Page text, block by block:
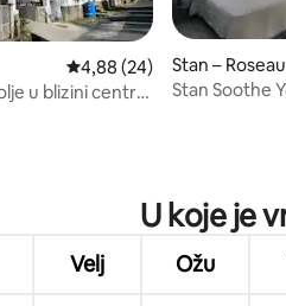
Prosječna ocjena: 4,88/5,
4,88 (24)
u blizini centra
Stan – Roseau
Stan Soothe
U koje je
Velj Ožu